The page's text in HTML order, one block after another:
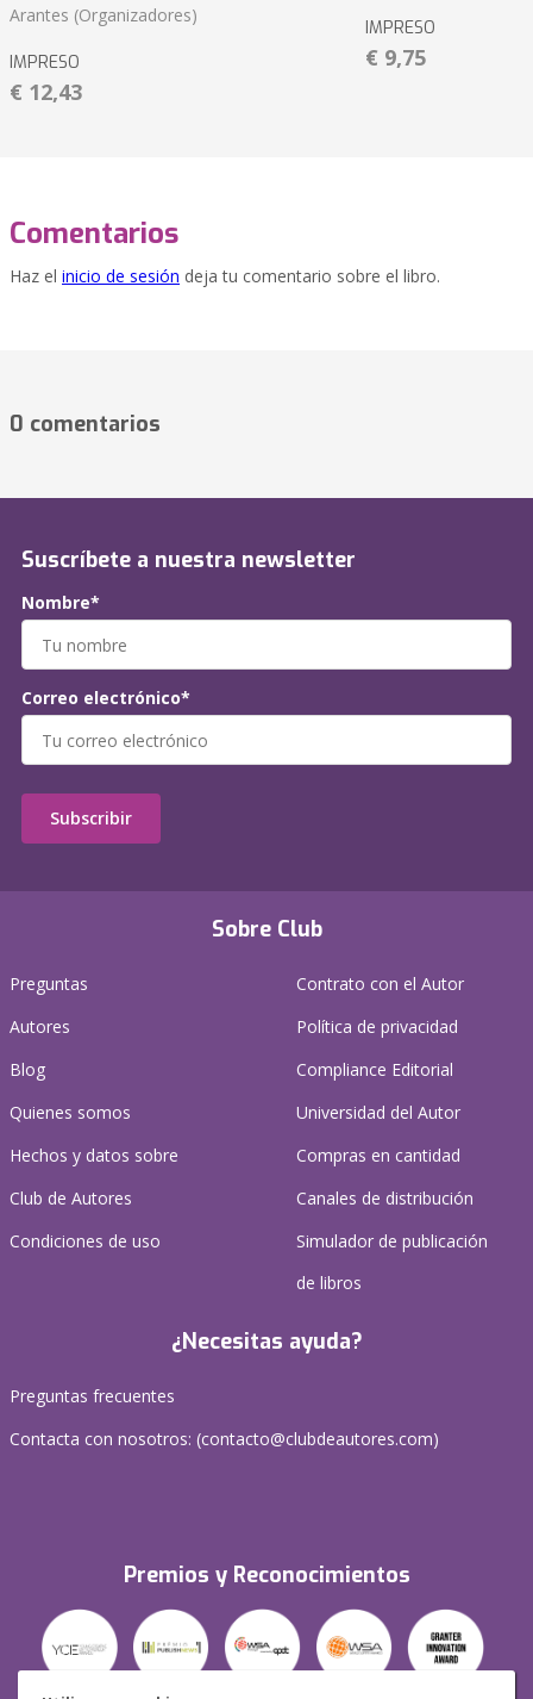
Arantes (Organizadores)
IMPRESO
€ 12,43
IMPRESO
€ 9,75
Comentarios
Haz el inicio de sesión deja tu comentario sobre el libro.
0 comentarios
Sobre Club
Preguntas
Autores
Blog
Quienes somos
Hechos y datos sobre
Club de Autores
Condiciones de uso
Contrato con el Autor
Política de privacidad
Compliance Editorial
Universidad del Autor
Compras en cantidad
Canales de distribución
Simulador de publicación
de libros
¿Necesitas ayuda?
Preguntas frecuentes
Contacta con nosotros: (contacto@clubdeautores.com)
Premios y Reconocimientos
Suscríbete a nuestra newsletter
Nombre*
Correo electrónico*
Subscribir